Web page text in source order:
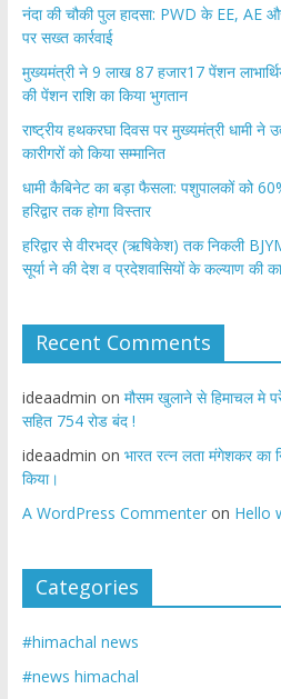
नंदा की चौकी पुल हादसा: PWD के EE, AE
पर सख्त कार्रवाई
मुख्यमंत्री ने 9 लाख 87 हजार17 पेंशन
की पेंशन राशि का किया भुगतान
राष्ट्रीय हथकरघा दिवस पर मुख्यमंत्री धामी
कारीगरों को किया सम्मानित
​धामी कैबिनेट का बड़ा फैसला: पशुपालकों को
हरिद्वार तक होगा विस्तार
​हरिद्वार से वीरभद्र (ऋषिकेश) तक निकली
सूर्या ने की देश व प्रदेशवासियों के कल्याण की
Recent Comments
ideaadmin on मौसम खुलाने से हिमाचल मे
सहित 754 रोड बंद !
ideaadmin on भारत रत्न लता मंगेशकर का
किया।
A WordPress Commenteron Hello
Categories
#himachal news
#news himachal